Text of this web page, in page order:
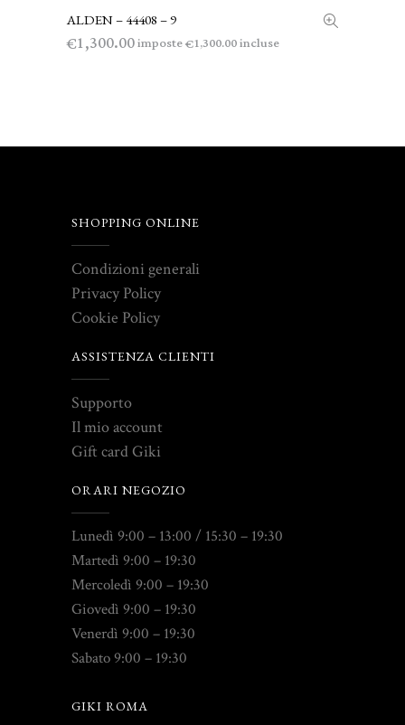
LEGGI TUTTO
ALDEN – 44408 – 9
€1,300.00imposte€1,300.00incluse
SHOPPING ONLINE
Condizioni generali
Privacy Policy
Cookie Policy
ASSISTENZA CLIENTI
Supporto
Il mio account
Gift card Giki
ORARI NEGOZIO
Lunedì 9:00 – 13:00 / 15:30 – 19:30
Martedì 9:00 – 19:30
Mercoledì 9:00 – 19:30
Giovedì 9:00 – 19:30
Venerdì 9:00 – 19:30
Sabato 9:00 – 19:30
GIKI ROMA